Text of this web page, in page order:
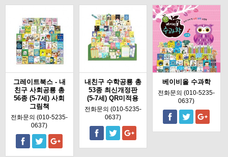
그레이트북스 - 내
친구 사회공룡 총
56종 (5-7세) 사회
그림책
전화문의 (010-5235-
0637)
내친구 수학공룡 총
53종 최신개정판
(5-7세) QR미적용
전화문의 (010-5235-
0637)
베이비올 수과학
전화문의 (010-5235-
0637)